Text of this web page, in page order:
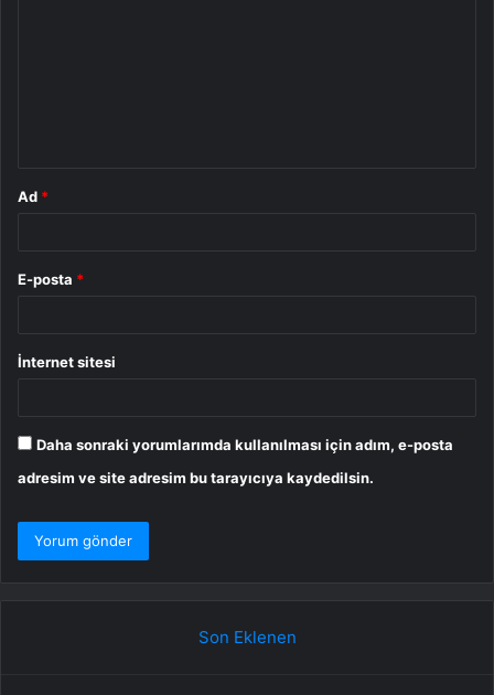
Ad *
E-posta *
İnternet sitesi
Daha sonraki yorumlarımda kullanılması için adım, e-posta
adresim ve site adresim bu tarayıcıya kaydedilsin.
Son Eklenen